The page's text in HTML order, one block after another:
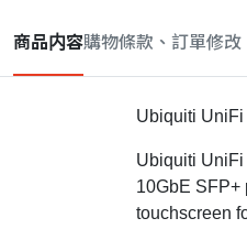
商品内容購物條款、訂單修
Ubiquiti
Ubiquiti UniFi
10GbE SFP+
touchscreen